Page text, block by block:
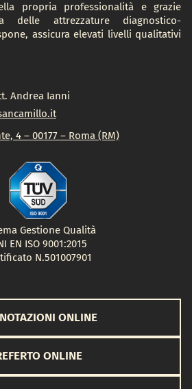
propria professionalità e grazie
delle attrezzature diagnostico-
assicura elevati livelli qualitativi
Andrea Ianni
4 – 00177 – Roma (RM)
Gestione Qualità
EN ISO 9001:2015
N.501007901
ONLINE
ONLINE